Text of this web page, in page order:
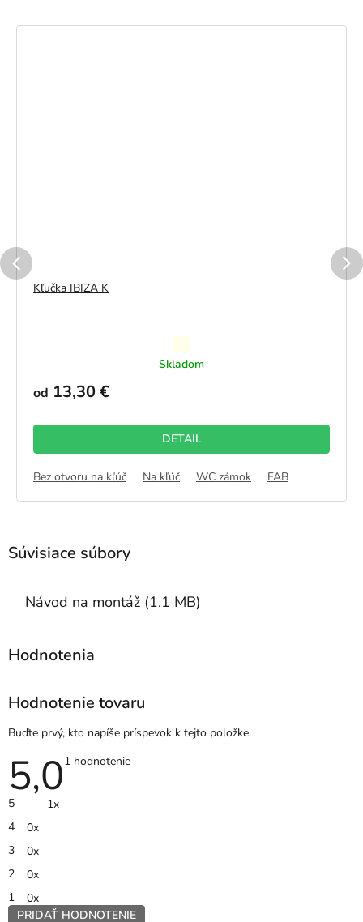
Kľučka IBIZA K
hodnotenie
z
5
hviezdičiek.
Skladom
od 13,30 €
DETAIL
Bez otvoru na kľúč Na kľúč WC zámok FAB
Návod na montáž (1.1 MB)
Hodnotenie tovaru
Buďte prvý, kto napíše príspevok k tejto položke.
5,0Priemerné
1 hodnotenie
5
1x
4
0x
3
0x
2
0x
1
0x
PRIDAŤ HODNOTENIE